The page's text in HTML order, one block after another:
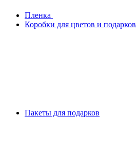
Плeнка
Коробки для цветов и подарков
Пакеты для подарков